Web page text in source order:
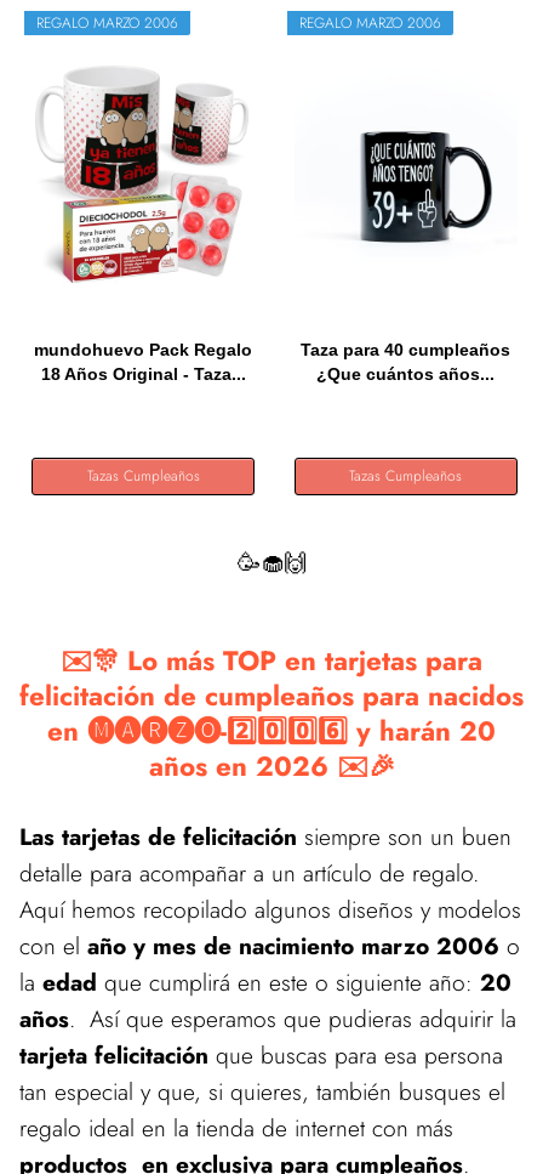
REGALO MARZO 2006
mundohuevo Pack Regalo
18 Años Original - Taza...
Tazas Cumpleaños
REGALO MARZO 2006
Taza para 40 cumpleaños
¿Que cuántos años...
Tazas Cumpleaños
🥳🧁🙌
✉️🎊 Lo más TOP en tarjetas para
felicitación de cumpleaños para nacidos
en 🅜🅐🅡🅩🅞-2️⃣0️⃣0️⃣6️⃣ y harán 20
años en 2026 ✉️🎉
Las tarjetas de felicitación siempre son un buen
detalle para acompañar a un artículo de regalo.
Aquí hemos recopilado algunos diseños y modelos
con el año y mes de nacimiento marzo 2006 o
la edad que cumplirá en este o siguiente año: 20
años. Así que esperamos que pudieras adquirir la
tarjeta felicitación que buscas para esa persona
tan especial y que, si quieres, también busques el
regalo ideal en la tienda de internet con más
productos en exclusiva para cumpleaños.